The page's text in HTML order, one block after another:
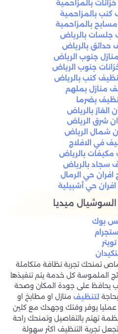
بالمزاحمية
بالمزاحمية
بالمزاحمية
جلسات بالرياض
حدائق بالرياض
جنوب الرياض
جنوب الرياض
كنب بالرياض
منازل بملهم
بضرما
الغاز بالرياض
شرق الرياض
شمال الرياض
في الافلاج
بالرياض
سجاد بالرياض
حي الرمال
حي أشبيلية
ميديا
بوك
تويتر
تمنحك تجربة نظافة متكاملة
الملموسة كل خدمة يتم تنفيذها
يحافظ على جودة المكان وصحة
لتنظيف منازل او مطابخ او
يوفر وقتك وجهدك مع كلين
تهتم بالتفاصيل وتمنحك راحة
تجربة التنظيف اكثر سهولة